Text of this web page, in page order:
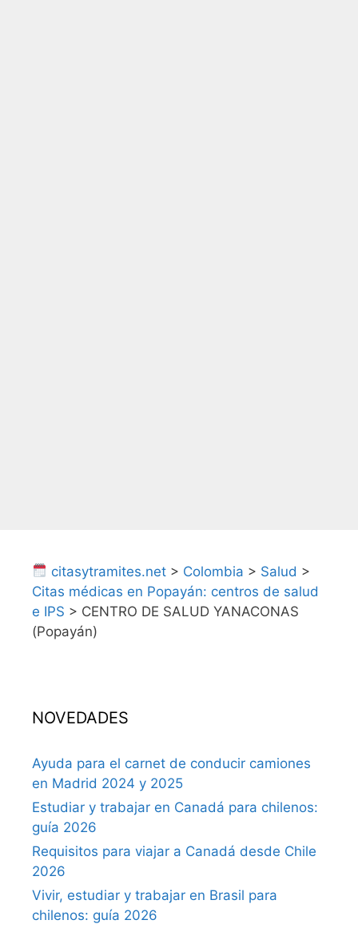
citasytramites.net > Colombia > Salud >
Citas médicas en Popayán: centros de salud
e IPS > CENTRO DE SALUD YANACONAS
(Popayán)
NOVEDADES
Ayuda para el carnet de conducir camiones
en Madrid 2024 y 2025
Estudiar y trabajar en Canadá para chilenos:
guía 2026
Requisitos para viajar a Canadá desde Chile
2026
Vivir, estudiar y trabajar en Brasil para
chilenos: guía 2026